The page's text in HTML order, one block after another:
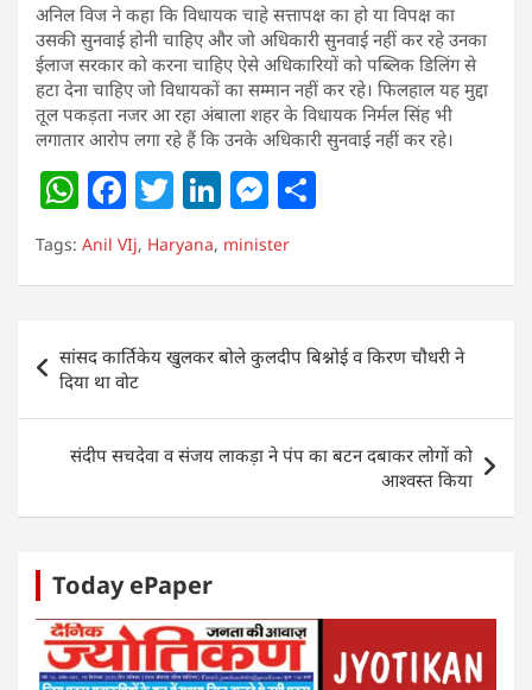
अनिल विज ने कहा कि विधायक चाहे सत्तापक्ष का हो या विपक्ष का
उसकी सुनवाई होनी चाहिए और जो अधिकारी सुनवाई नहीं कर रहे उनका
ईलाज सरकार को करना चाहिए ऐसे अधिकारियों को पब्लिक डिलिंग से
हटा देना चाहिए जो विधायकों का सम्मान नहीं कर रहे। फिलहाल यह मुद्दा
तूल पकड़ता नजर आ रहा अंबाला शहर के विधायक निर्मल सिंह भी
लगातार आरोप लगा रहे हैं कि उनके अधिकारी सुनवाई नहीं कर रहे।
W
h
at
s
A
p
p
F
a
c
e
b
o
o
k
T
w
itt
er
Li
n
k
e
dI
n
M
e
ss
e
n
g
er
e
Tags: Anil VIj, Haryana, minister
Post
navigation
सांसद कार्तिकेय खुलकर बोले कुलदीप बिश्नोई व किरण चौधरी ने
दिया था वोट
संदीप सचदेवा व संजय लाकड़ा ने पंप का बटन दबाकर लोगों को
आश्वस्त किया
Today ePaper